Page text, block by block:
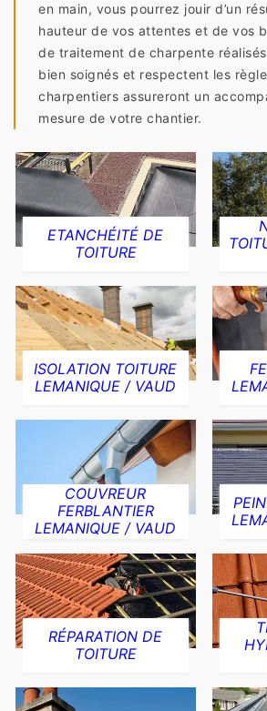
en main, vous pourrez jouir d’un
hauteur de vos attentes et de vos
de traitement de charpente
bien soignés et respectent les
charpentiers assureront un
mesure de votre chantier.
ETANCHÉITÉ DE
TOITURE
ISOLATION TOITURE
LEMANIQUE / VAUD
COUVREUR
FERBLANTIER
LEMANIQUE / VAUD
RÉPARATION DE
TOITURE